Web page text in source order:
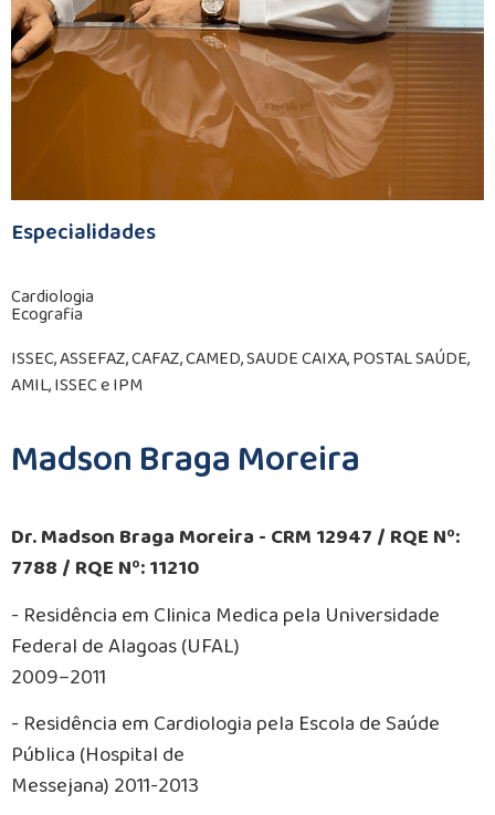
Especialidades
Cardiologia
Ecografia
ISSEC, ASSEFAZ, CAFAZ, CAMED, SAUDE CAIXA, POSTAL SAÚDE,
AMIL, ISSEC e IPM
Madson Braga Moreira
Dr. Madson Braga Moreira - CRM 12947 / RQE Nº:
7788 / RQE Nº: 11210
- Residência em Clinica Medica pela Universidade
Federal de Alagoas (UFAL)
2009–2011
- Residência em Cardiologia pela Escola de Saúde
Pública (Hospital de
Messejana) 2011-2013